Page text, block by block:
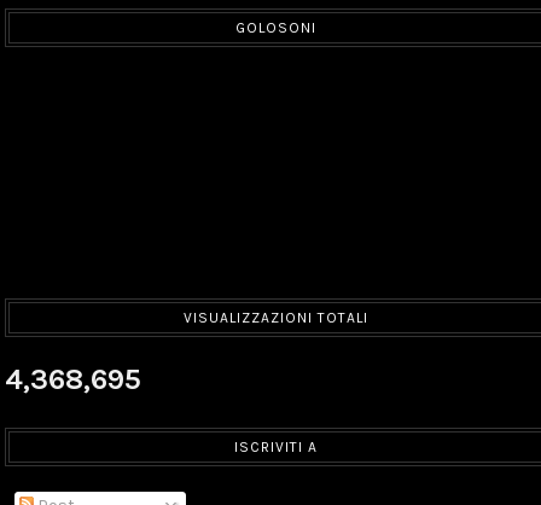
GOLOSONI
VISUALIZZAZIONI TOTALI
4,368,695
ISCRIVITI A